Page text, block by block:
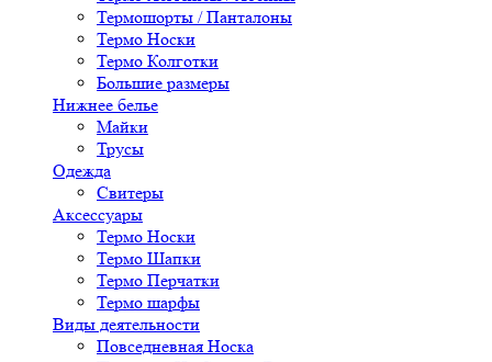
Термошорты / Панталоны
Термо Носки
Термо Колготки
Большие размеры
Нижнее белье
Майки
Трусы
Одежда
Свитеры
Аксессуары
Термо Носки
Термо Шапки
Термо Перчатки
Термо шарфы
Виды деятельности
Повседневная Носка